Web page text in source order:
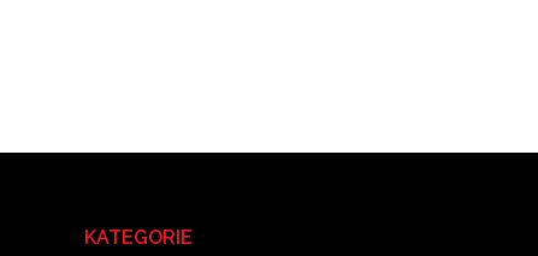
KATEGORIE